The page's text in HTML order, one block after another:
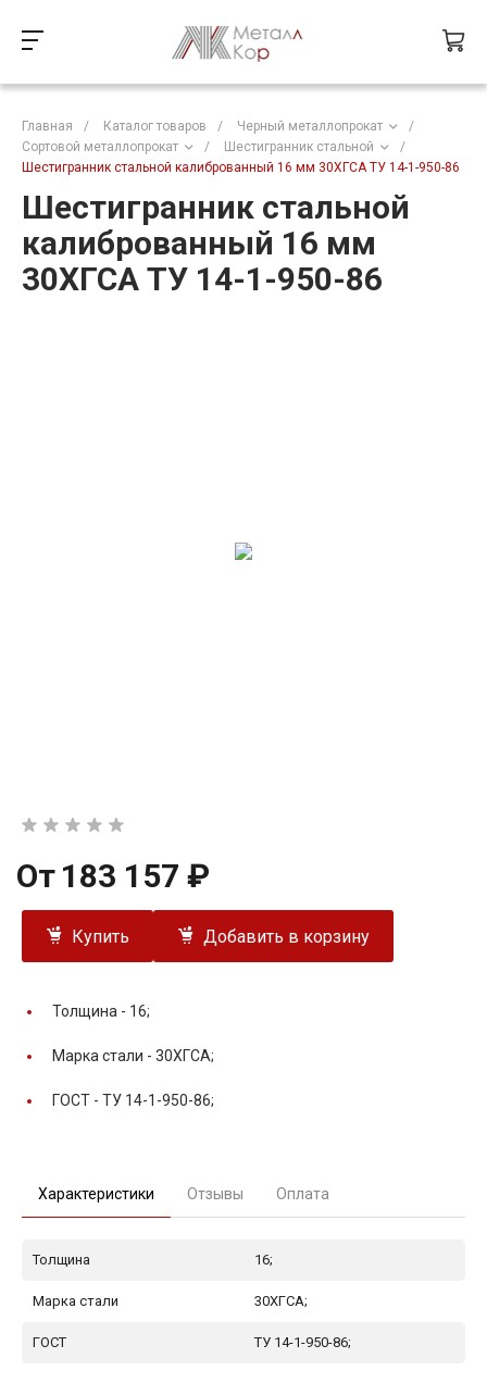
Главная / Каталог товаров / Черный металлопрокат
/
Сортовой металлопрокат
/ Шестигранник стальной
/
Шестигранник стальной калиброванный 16 мм 30ХГСА ТУ 14-1-950-86
Шестигранник стальной
калиброванный 16 мм
30ХГСА ТУ 14-1-950-86
От 183 157 ₽
Купить Добавить в корзину
Толщина - 16;
Марка стали - 30ХГСА;
ГОСТ - ТУ 14-1-950-86;
Характеристики Отзывы Оплата
Толщина 16;
Марка стали 30ХГСА;
ГОСТ ТУ 14-1-950-86;